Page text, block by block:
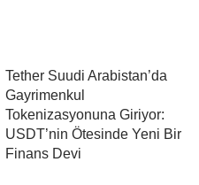
Tether Suudi Arabistan’da
Gayrimenkul
Tokenizasyonuna Giriyor:
USDT’nin Ötesinde Yeni Bir
Finans Devi